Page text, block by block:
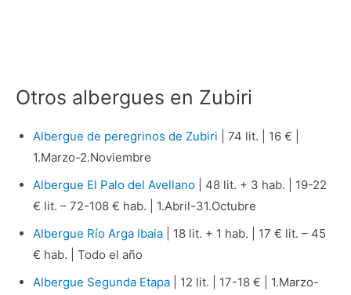
Otros albergues en Zubiri
Albergue de peregrinos de Zubiri | 74 lit. | 16 € |
1.Marzo-2.Noviembre
Albergue El Palo del Avellano| 48 lit. + 3 hab. | 19-22
€ lit. – 72-108 € hab. | 1.Abril-31.Octubre
Albergue Río Arga Ibaia| 18 lit. + 1 hab. | 17 € lit. – 45
€ hab. | Todo el año
Albergue Segunda Etapa| 12 lit. | 17-18 € | 1.Marzo-